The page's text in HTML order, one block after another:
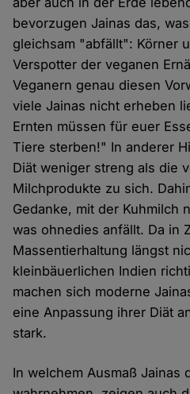
bevorzugen Jainas das,
gleichsam "abfällt": Körner
Verspotter der veganen
Veganern genau diesen
viele Jainas nicht erheben
Ernten müssen für euer
Tiere sterben!" In anderer
Diät weniger streng als die
Milchprodukte zu sich.
Gedanke, mit der Kuhmilch
was ohnedies anfällt. Da in
Massentierhaltung längst
kleinbäuerlichen Indien
machen sich moderne
eine Anpassung ihrer Diät
stark.
In welchem Ausmaß Jainas